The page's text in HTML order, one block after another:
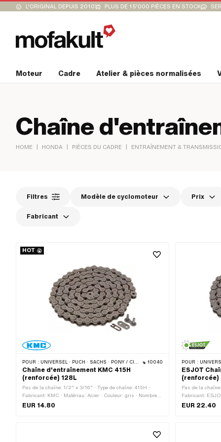
L'ORIGINAL DEPUIS 2010 PLUS DE 15'000 PIÈCES EN STOCK
Moteur Cadre Atelier & pièces normalisées
Chaîne
HOME | HONDA | PIÈCES DU CADRE | ENTRAÎNEMENT &
Filtres Modèle de cyclomoteur Prix
Fabricant
HOT
POUR : UNIVERSEL · PUCH · SACHS · PONY / CILO (BÊTA 521 & 512) · ZÜNDAPP BELMONDO · TOMOS · BYE BIKE · ALPA CHOPPER / TURBO · CILO 10040
Chaîne d'entraînement KMC 415H
(renforcée) 128L
Pas de la chaîne: 1/2" x 3/16" · Type de chaîne: 415H ·
Fabricant: KMC · Matériau: Acier · Couleur: gris · Nombre
de maillons: 128 pcs · Circonférence de roulement: 1626
EUR 14.80
POUR : UNIVERSEL · PUCH ·
ESJOT
(renforcée)
Pas de la
Fabricant:
Nombre de
EUR 22.40